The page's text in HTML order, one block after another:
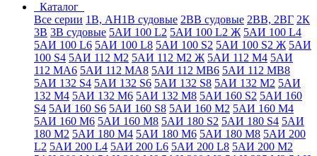
Каталог
Все серии 1В, АН1В судовые 2ВВ судовые 2ВВ, 2ВГ 2К
3В 3В судовые 5АИ 100 L2 5АИ 100 L2 Ж 5АИ 100 L4
5АИ 100 L6 5АИ 100 L8 5АИ 100 S2 5АИ 100 S2 Ж 5АИ
100 S4 5АИ 112 М2 5АИ 112 М2 Ж 5АИ 112 М4 5АИ
112 МА6 5АИ 112 МА8 5АИ 112 МВ6 5АИ 112 МВ8
5АИ 132 S4 5АИ 132 S6 5АИ 132 S8 5АИ 132 М2 5АИ
132 М4 5АИ 132 М6 5АИ 132 М8 5АИ 160 S2 5АИ 160
S4 5АИ 160 S6 5АИ 160 S8 5АИ 160 М2 5АИ 160 М4
5АИ 160 М6 5АИ 160 М8 5АИ 180 S2 5АИ 180 S4 5АИ
180 М2 5АИ 180 М4 5АИ 180 М6 5АИ 180 М8 5АИ 200
L2 5АИ 200 L4 5АИ 200 L6 5АИ 200 L8 5АИ 200 М2